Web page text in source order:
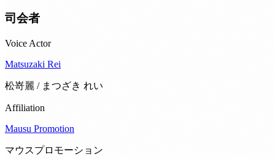
司会者
Voice Actor
Matsuzaki Rei
松嵜麗 / まつざき れい
Affiliation
Mausu Promotion
マウスプロモーション